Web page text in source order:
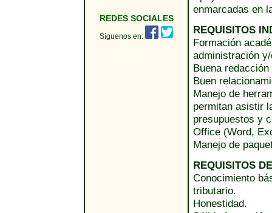
REDES SOCIALES
Síguenos en:
enmarcadas en
REQUISITOS
Formación
administración
Buena redacción
Buen
Manejo de
permitan asistir
presupuestos y
Office (Word,
Manejo de
REQUISITOS
Conocimiento
tributario.
Honestidad.